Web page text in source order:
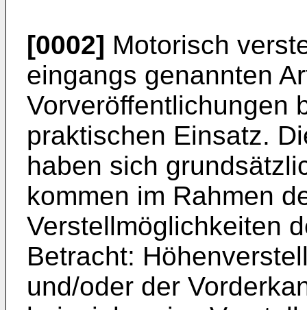
[0002] Motorisch
eingangs genannten
Vorveröffentlichungen
praktischen Einsatz.
haben sich
kommen im Rahmen
Verstellmöglichkeiten
Betracht:
und/oder der